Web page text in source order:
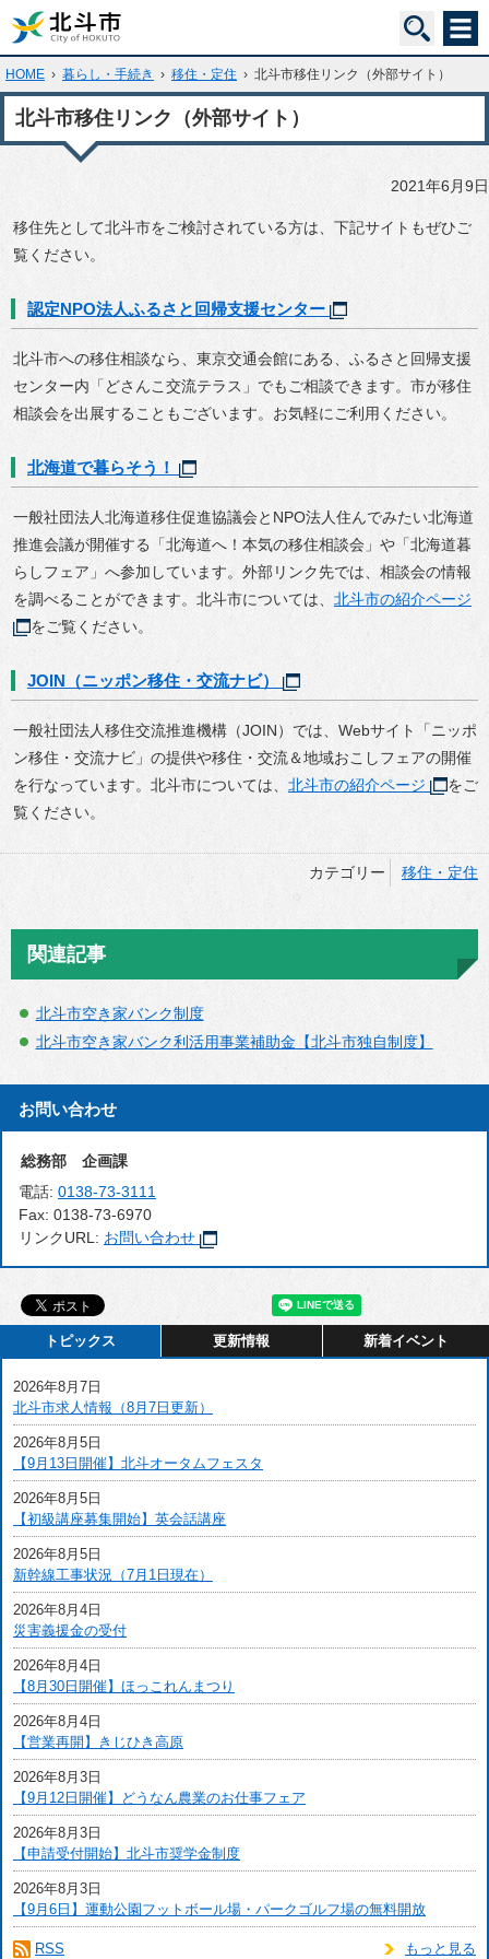
HOME › 暮らし・手続き › 移住・定住 › 北斗市移住リンク（外部サイト）
北斗市移住リンク（外部サイト）
2021年6月9日
移住先として北斗市をご検討されている方は、下記サイトもぜひご
覧ください。
認定NPO法人ふるさと回帰支援センター
北斗市への移住相談なら、東京交通会館にある、ふるさと回帰支援
センター内「どさんこ交流テラス」でもご相談できます。市が移住
相談会を出展することもございます。お気軽にご利用ください。
北海道で暮らそう！
一般社団法人北海道移住促進協議会とNPO法人住んでみたい北海道
推進会議が開催する「北海道へ！本気の移住相談会」や「北海道暮
らしフェア」へ参加しています。外部リンク先では、相談会の情報
を調べることができます。北斗市については、 北斗市の紹介ページ
をご覧ください。
JOIN（ニッポン移住・交流ナビ）
一般社団法人移住交流推進機構（JOIN）では、Webサイト「ニッポ
ン移住・交流ナビ」の提供や移住・交流＆地域おこしフェアの開催
を行なっています。北斗市については、 北斗市の紹介ページ
をご
覧ください。
カテゴリー 移住・定住
関連記事
北斗市空き家バンク制度
北斗市空き家バンク利活用事業補助金【北斗市独自制度】
お問い合わせ
総務部 企画課
電話: 0138-73-3111
Fax: 0138-73-6970
リンクURL: お問い合わせ
トピックス 更新情報 新着イベント
2026年8月7日
北斗市求人情報（8月7日更新）
2026年8月5日
【9月13日開催】北斗オータムフェスタ
2026年8月5日
【初級講座募集開始】英会話講座
2026年8月5日
新幹線工事状況（7月1日現在）
2026年8月4日
災害義援金の受付
2026年8月4日
【8月30日開催】ほっこれんまつり
2026年8月4日
【営業再開】きじひき高原
2026年8月3日
【9月12日開催】どうなん農業のお仕事フェア
2026年8月3日
【申請受付開始】北斗市奨学金制度
2026年8月3日
【9月6日】運動公園フットボール場・パークゴルフ場の無料開放
もっと見る
RSS